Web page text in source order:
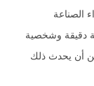
الصناعة
دقيقة وشخصية
أن يحدث ذلك